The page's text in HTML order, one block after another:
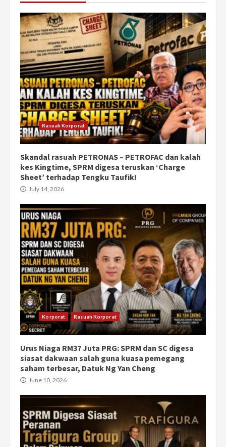
Rasuah Korporat
Skandal rasuah PETRONAS – PETROFAC dan kalah
kes Kingtime, SPRM digesa teruskan ‘Charge
Sheet’ terhadap Tengku Taufik!
July 14, 2026
Korporat Rasuah Korporat
Urus Niaga RM37 Juta PRG: SPRM dan SC digesa
siasat dakwaan salah guna kuasa pemegang
saham terbesar, Datuk Ng Yan Cheng
June 10, 2026